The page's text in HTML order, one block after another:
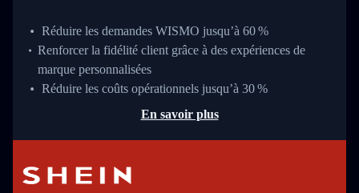
Réduire les demandes WISMO jusqu’à 60 %
Renforcer la fidélité client grâce à des expériences de
marque personnalisées
Réduire les coûts opérationnels jusqu’à 30 %
En savoir plus